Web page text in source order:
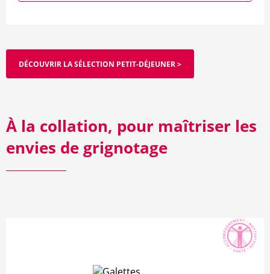
DÉCOUVRIR LA SÉLECTION PETIT-DÉJEUNER >
À la collation, pour maîtriser les
envies de grignotage